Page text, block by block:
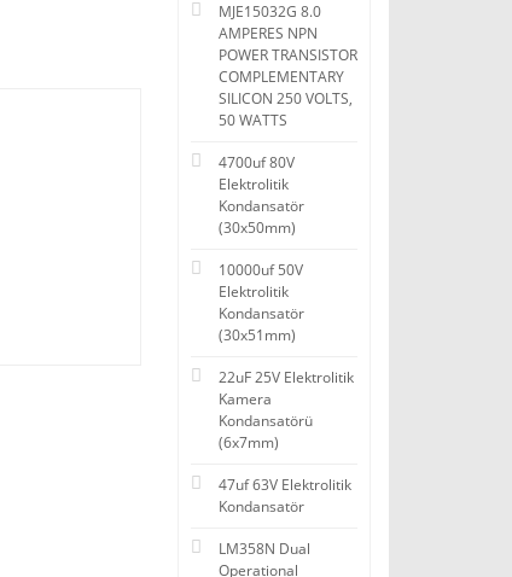
MJE15032G 8.0
AMPERES NPN
POWER TRANSISTOR
COMPLEMENTARY
SILICON 250 VOLTS,
50 WATTS
4700uf 80V
Elektrolitik
Kondansatör
(30x50mm)
10000uf 50V
Elektrolitik
Kondansatör
(30x51mm)
22uF 25V Elektrolitik
Kamera
Kondansatörü
(6x7mm)
47uf 63V Elektrolitik
Kondansatör
LM358N Dual
Operational